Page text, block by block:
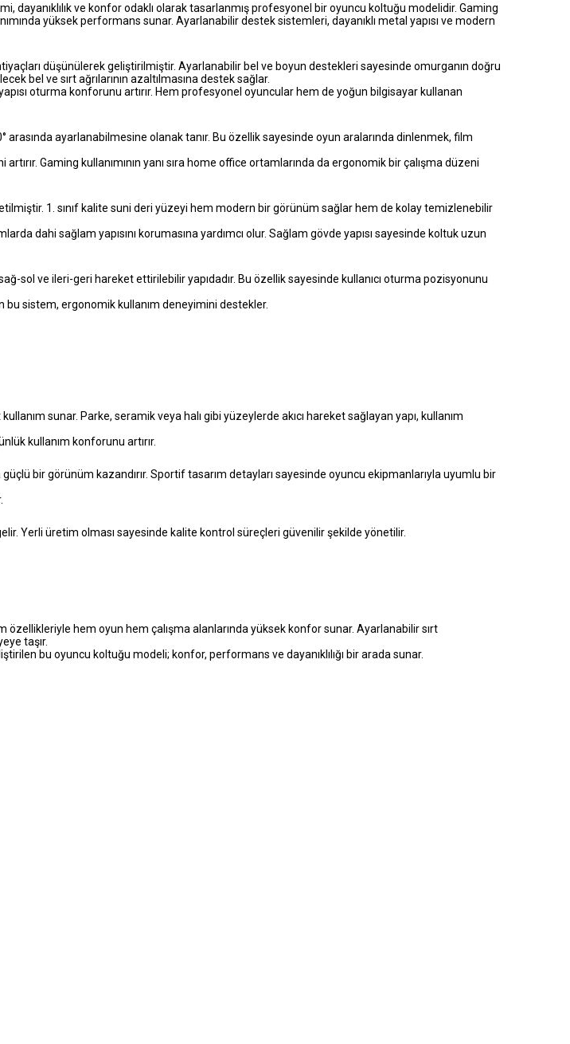
dayanıklılık ve konfor odaklı olarak tasarlanmış profesyonel bir oyuncu koltuğu modelidir. Gaming
yüksek performans sunar. Ayarlanabilir destek sistemleri, dayanıklı metal yapısı ve modern
düşünülerek geliştirilmiştir. Ayarlanabilir bel ve boyun destekleri sayesinde omurganın doğru
bel ve sırt ağrılarının azaltılmasına destek sağlar.
oturma konforunu artırır. Hem profesyonel oyuncular hem de yoğun bilgisayar kullanan
ayarlanabilmesine olanak tanır. Bu özellik sayesinde oyun aralarında dinlenmek, film
Gaming kullanımının yanı sıra home office ortamlarında da ergonomik bir çalışma düzeni
1. sınıf kalite suni deri yüzeyi hem modern bir görünüm sağlar hem de kolay temizlenebilir
dahi sağlam yapısını korumasına yardımcı olur. Sağlam gövde yapısı sayesinde koltuk uzun
sol ve ileri-geri hareket ettirilebilir yapıdadır. Bu özellik sayesinde kullanıcı oturma pozisyonunu
bu sistem, ergonomik kullanım deneyimini destekler.
sunar. Parke, seramik veya halı gibi yüzeylerde akıcı hareket sağlayan yapı, kullanım
kullanım konforunu artırır.
bir görünüm kazandırır. Sportif tasarım detayları sayesinde oyuncu ekipmanlarıyla uyumlu bir
Yerli üretim olması sayesinde kalite kontrol süreçleri güvenilir şekilde yönetilir.
özellikleriyle hem oyun hem çalışma alanlarında yüksek konfor sunar. Ayarlanabilir sırt
taşır.
bu oyuncu koltuğu modeli; konfor, performans ve dayanıklılığı bir arada sunar.